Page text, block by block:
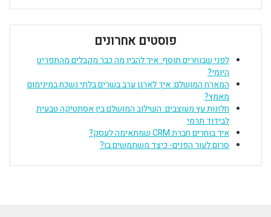
פוסטים אחרונים
לפני שבוחרים תוסף: איך להבין מה כבר מקבלים מהתפריט
היומי?
המארח המושלם: איך לארגן ערב בשרים בלתי נשכח במינימום
מאמץ?
חלונות עץ מעוצבים: השילוב המושלם בין אסתטיקה טבעית
לבידוד תרמי
איך בוחרים חברת CRM שמתאימה לעסק?
סרום לעור הפנים- כיצד משתמשים בו?